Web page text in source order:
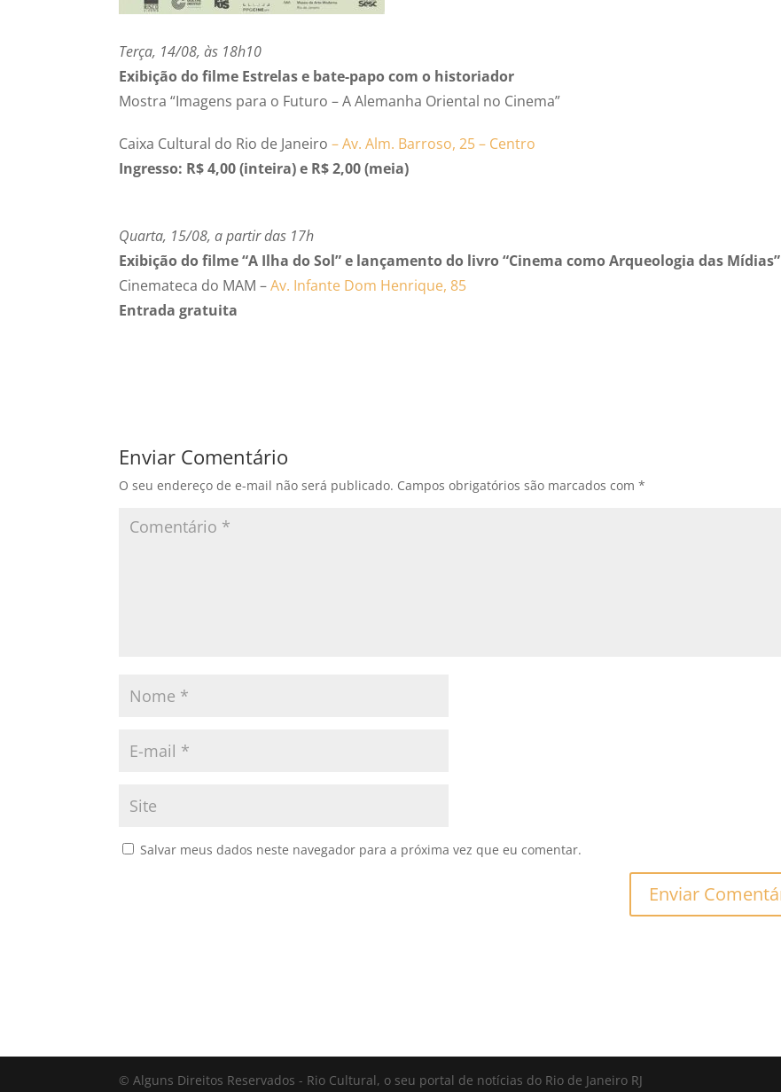
Terça, 14/08, às 18h10
Exibição do filme Estrelas e bate-papo com o historiador
Mostra “Imagens para o Futuro – A Alemanha Oriental no Cinema”
Caixa Cultural do Rio de Janeiro–Av. Alm. Barroso, 25 – Centro
Ingresso: R$ 4,00 (inteira) e R$ 2,00 (meia)
Quarta, 15/08, a partir das 17h
Exibição do filme “A Ilha do Sol” e lançamento do livro “Cinema como Arqueologia das Mídias”
Cinemateca do MAM –Av. Infante Dom Henrique, 85
Entrada gratuita
Enviar Comentário
O seu endereço de e-mail não será publicado. Campos obrigatórios são marcados com*
Salvar meus dados neste navegador para a próxima vez que eu comentar.
© Alguns Direitos Reservados - Rio Cultural, o seu portal de notícias do Rio de Janeiro RJ